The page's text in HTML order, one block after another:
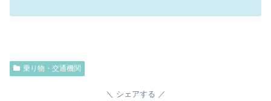
乗り物・交通機関
シェアする